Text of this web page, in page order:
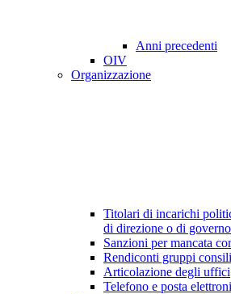
Anni precedenti
OIV
Organizzazione
Titolari di incarichi
di direzione o di governo
Sanzioni per mancata
Rendiconti gruppi
Articolazione degli uffici
Telefono e posta